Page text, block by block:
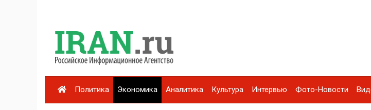
Политика Экономика Аналитика Культура Интервью Фото-Новости